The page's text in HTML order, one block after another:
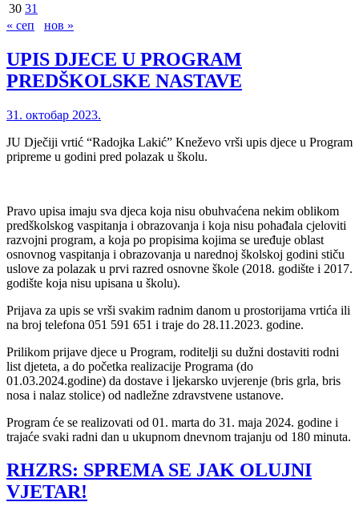
30 31
« сеп
нов »
UPIS DJECE U PROGRAM
PREDŠKOLSKE NASTAVE
31. октобар 2023.
JU Dječiji vrtić “Radojka Lakić” Kneževo vrši upis djece u Program
pripreme u godini pred polazak u školu.
Pravo upisa imaju sva djeca koja nisu obuhvaćena nekim oblikom
predškolskog vaspitanja i obrazovanja i koja nisu pohađala cjeloviti
razvojni program, a koja po propisima kojima se uređuje oblast
osnovnog vaspitanja i obrazovanja u narednoj školskoj godini stiču
uslove za polazak u prvi razred osnovne škole (2018. godište i 2017.
godište koja nisu upisana u školu).
Prijava za upis se vrši svakim radnim danom u prostorijama vrtića ili
na broj telefona 051 591 651 i traje do 28.11.2023. godine.
Prilikom prijave djece u Program, roditelji su dužni dostaviti rodni
list djeteta, a do početka realizacije Programa (do
01.03.2024.godine) da dostave i ljekarsko uvjerenje (bris grla, bris
nosa i nalaz stolice) od nadležne zdravstvene ustanove.
Program će se realizovati od 01. marta do 31. maja 2024. godine i
trajaće svaki radni dan u ukupnom dnevnom trajanju od 180 minuta.
RHZRS: SPREMA SE JAK OLUJNI
VJETAR!